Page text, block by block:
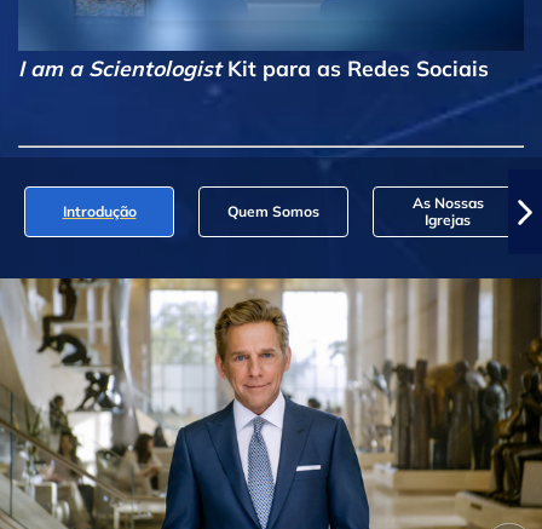
I am a ScientologistKit para as Redes Sociais
Introdução Quem Somos
As Nossas
Igrejas